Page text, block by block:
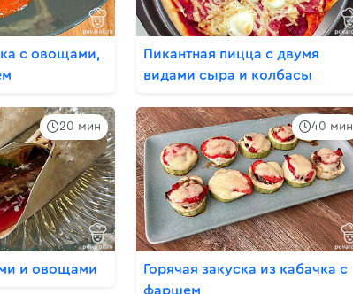
с овощами,
Пикантная пицца с двумя
видами сыра и колбасы
20 мин
и овощами
40 мин
Горячая закуска из кабачка с
фаршем